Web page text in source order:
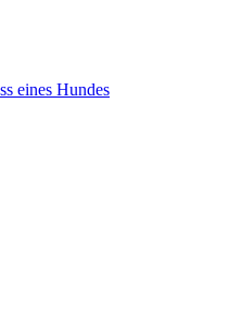
eines Hundes